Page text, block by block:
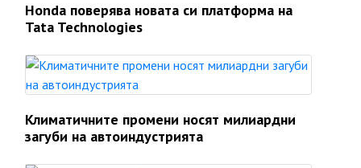
Honda поверява новата си платформа на
Tata Technologies
Климатичните промени носят милиардни
загуби на автоиндустрията